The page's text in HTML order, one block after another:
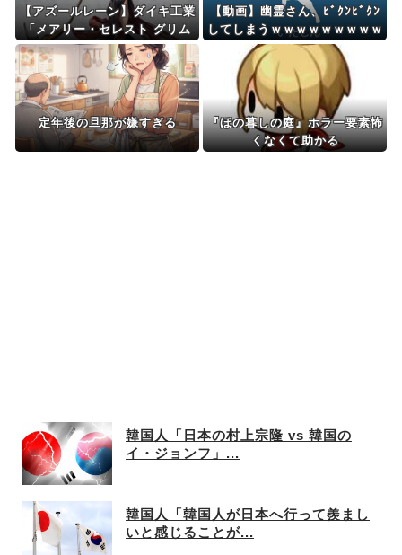
【アズールレーン】ダイキ工業
「メアリー・セレスト グリム
ナイト・リーパー」フィギュア
【予約開始】
【動画】幽霊さん、ﾋﾞｸﾝﾋﾞｸﾝ
してしまうｗｗｗｗｗｗｗｗｗ
ｗｗｗｗｗｗｗｗｗｗｗ
定年後の旦那が嫌すぎる
『ほの暮しの庭』ホラー要素怖
くなくて助かる
韓国人「日本の村上宗隆 vs 韓国の
イ・ジョンフ」...
韓国人「韓国人が日本へ行って羨まし
いと感じることが...